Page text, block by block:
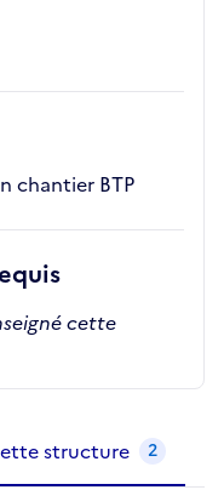
chantier BTP
cette
structure 2